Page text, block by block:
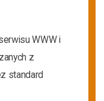
WWW i
z
standard